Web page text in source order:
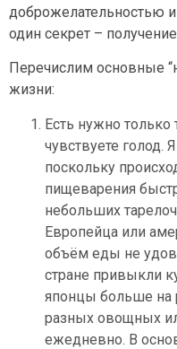
доброжелательностью
один секрет –
Перечислим основные
жизни:
Есть нужно только
чувствуете голод.
поскольку
пищеварения
небольших
Европейца или
объём еды не
стране привыкли
японцы больше на
разных овощных
ежедневно. В